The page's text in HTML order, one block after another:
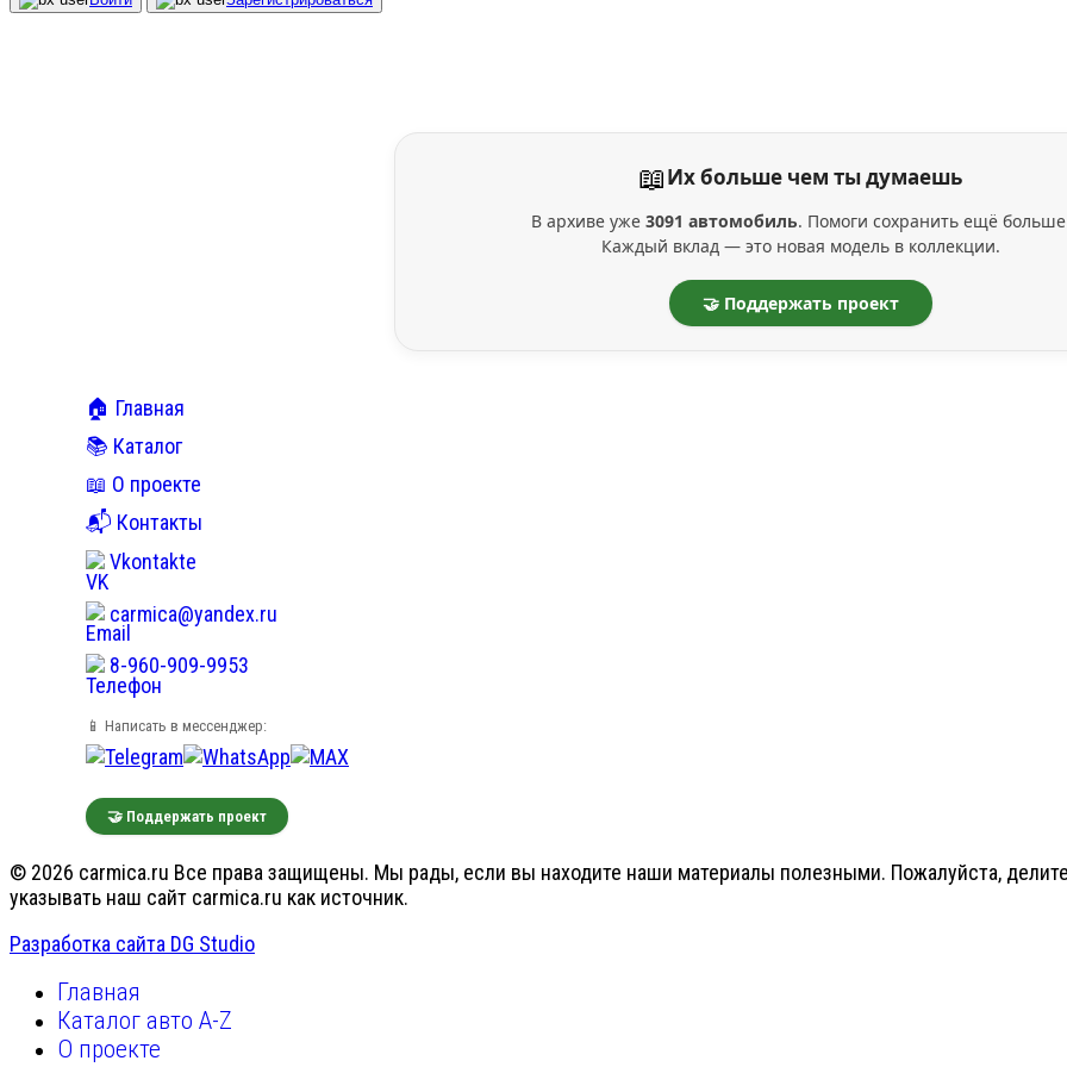
📖Их больше чем ты думаешь
В архиве уже 3091 автомобиль. Помоги сохранить ещё
Каждый вклад — это новая модель в коллекции.
🤝 Поддержать проект
🏠 Главная
📚 Каталог
📖 О проекте
📬 Контакты
Vkontakte
carmica@yandex.ru
8-960-909-9953
📱 Написать в мессенджер:
🤝 Поддержать проект
© 2026 carmica.ru Все права защищены. Мы рады, если вы находите наши материалы полезными. Пожалуйста,
указывать наш сайт carmica.ru как источник.
Разработка сайта DG Studio
Главная
Каталог авто A-Z
О проекте